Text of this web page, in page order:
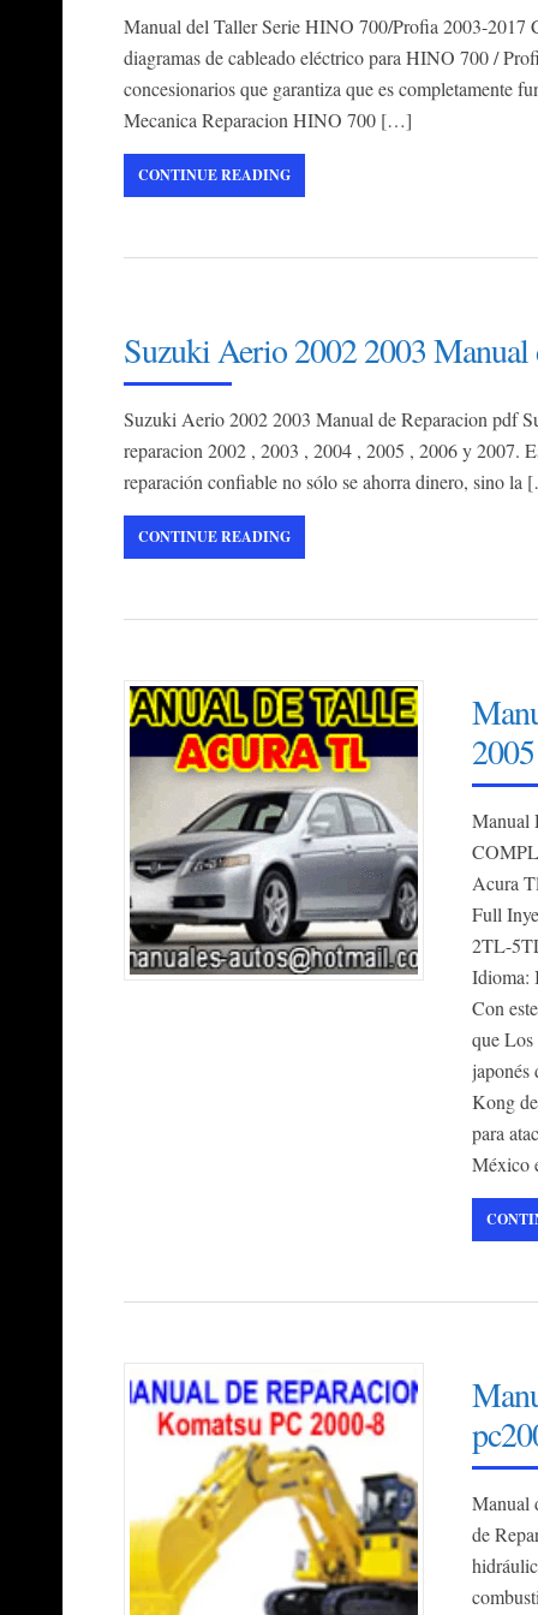
Manual del Taller Serie HINO 700/Profia 2003-2017
diagramas de cableado eléctrico para HINO 700 /
concesionarios que garantiza que es completamente
Mecanica Reparacion HINO 700 […]
CONTINUE READING
Suzuki Aerio 2002 2003 Manual
Suzuki Aerio 2002 2003 Manual de Reparacion pdf
reparacion 2002 , 2003 , 2004 , 2005 , 2006 y 2007.
reparación confiable no sólo se ahorra dinero, sino
CONTINUE READING
2005
Manual
Acura
Full
2TL-
Idioma:
Con
que Los
japonés
Kong
para
México
Manual
de